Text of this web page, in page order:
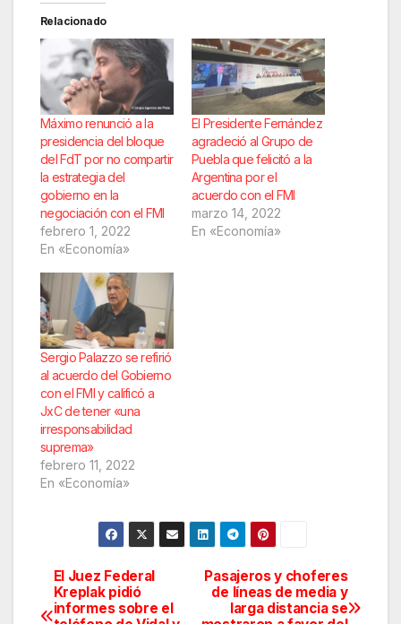
Relacionado
Máximo renunció a la
presidencia del bloque
del FdT por no compartir
la estrategia del
gobierno en la
negociación con el FMI
febrero 1, 2022
En «Economía»
El Presidente Fernández
agradeció al Grupo de
Puebla que felicitó a la
Argentina por el
acuerdo con el FMI
marzo 14, 2022
En «Economía»
Sergio Palazzo se refirió
al acuerdo del Gobierno
con el FMI y calificó a
JxC de tener «una
irresponsabilidad
suprema»
febrero 11, 2022
En «Economía»
Navegación
Pasajeros y choferes
de líneas de media y
larga distancia se
El Juez Federal
Kreplak pidió
informes sobre el